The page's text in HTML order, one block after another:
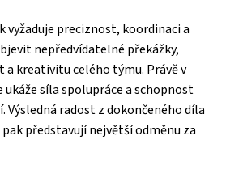
vyžaduje preciznost, koordinaci a
nepředvídatelné překážky,
kreativitu celého týmu. Právě v
síla spolupráce a schopnost
Výsledná radost z dokončeného díla
představují největší odměnu za